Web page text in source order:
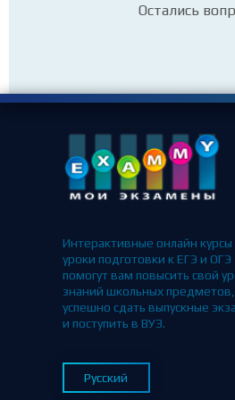
Остались
Интерактивные онлайн курсы
уроки подготовки к ЕГЭ и ОГЭ
помогут вам повысить свой
знаний школьных предметов,
успешно сдать выпускные
и поступить в ВУЗ.
Русский